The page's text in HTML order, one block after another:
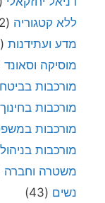
ללא קטגוריה (162)
מדע ועתידנות (135)
מוסיקה וסאונד
מורכבות
מורכבות בחינוך
מורכבות
מורכבות בניהול
משטרה וחברה
נשים (43)